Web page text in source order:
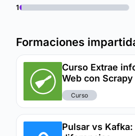
1
Formaciones
Curso Extrae
Web con Scrapy
Curso
Pulsar vs